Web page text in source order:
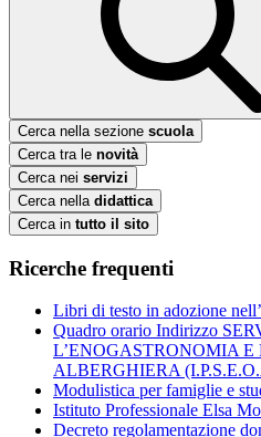
Cerca nella sezione scuola
Cerca tra le novità
Cerca nei servizi
Cerca nella didattica
Cerca in tutto il sito
Ricerche frequenti
Libri di testo in adozione
Quadro orario Indirizzo
L’ENOGASTRONOMIA E
ALBERGHIERA
Modulistica per famiglie e
Istituto Professionale Elsa
Decreto regolamentazione